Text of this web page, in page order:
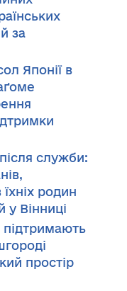
за
Японії в
служби:
родин
у Вінниці
простір